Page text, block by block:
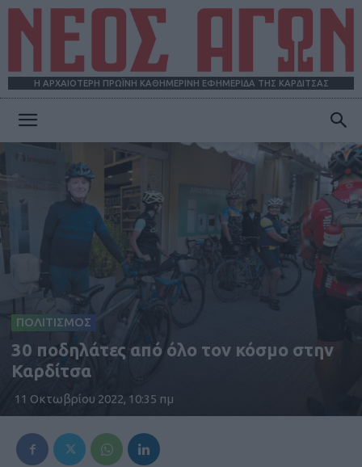
Η ΑΡΧΑΙΟΤΕΡΗ ΠΡΩΪΝΗ ΚΑΘΗΜΕΡΙΝΗ ΕΦΗΜΕΡΙΔΑ ΤΗΣ ΚΑΡΔΙΤΣΑΣ
ΠΟΛΙΤΙΣΜΟΣ
30 ποδηλάτες από όλο τον κόσμο στην
Καρδίτσα
11 Οκτωβρίου 2022, 10:35 πμ